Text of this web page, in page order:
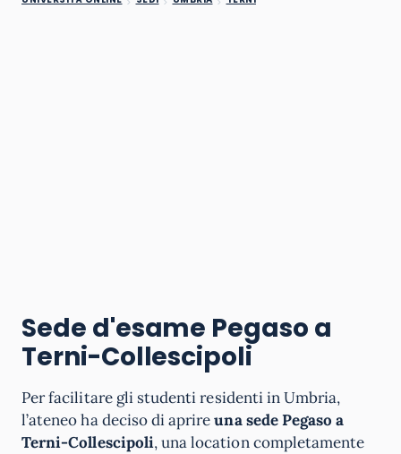
Sede d'esame Pegaso a
Terni-Collescipoli
Per facilitare gli studenti residenti in Umbria,
l’ateneo ha deciso di aprireuna sede Pegaso a
Terni-Collescipoli, una location completamente